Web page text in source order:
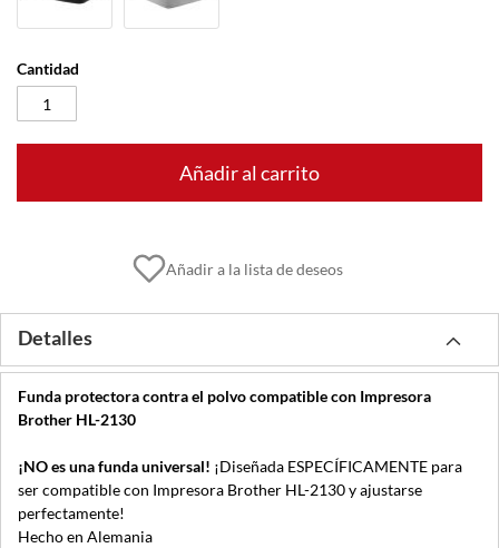
Cantidad
Añadir al carrito
Añadir a la lista de deseos
Detalles
Funda protectora contra el polvo compatible con Impresora
Brother HL-2130
¡NO es una funda universal! ¡Diseñada ESPECÍFICAMENTE para
ser compatible con Impresora Brother HL-2130 y ajustarse
perfectamente!
Hecho en Alemania